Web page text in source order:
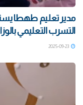
مدير تعليم طهطا
التسرب التعليمي